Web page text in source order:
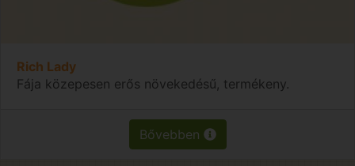
Rich Lady
Fája közepesen erős növekedésű, termékeny.
Bővebben